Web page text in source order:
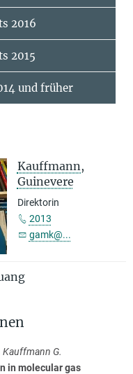
2016
2015
und früher
Kauffmann,
Guinevere
Direktorin
2013
gamk@...
Kauffmann G.
in molecular gas